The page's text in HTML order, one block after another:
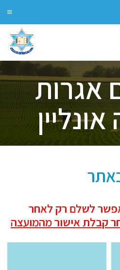
אגרות
לשלם רק לאחר
קבלת אישור מהמועצה